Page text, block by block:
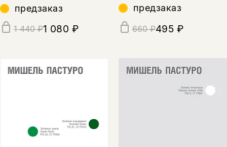
предзаказ
1 440 ₽1 080 ₽
предзаказ
660 ₽495 ₽